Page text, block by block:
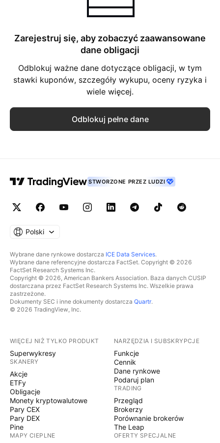
Zarejestruj się, aby zobaczyć zaawansowane
dane obligacji
Odblokuj ważne dane dotyczące obligacji, w tym
stawki kuponów, szczegóły wykupu, oceny ryzyka i
wiele więcej.
Odblokuj pełne dane
STWORZONE PRZEZ LUDZI
Polski
Wybrane dane rynkowe dostarcza ICE Data Services.
Wybrane dane referencyjne dostarcza FactSet. Copyright © 2026
FactSet Research Systems Inc.
Copyright © 2026, American Bankers Association. Baza danych CUSIP
dostarczana przez FactSet Research Systems Inc. Wszelkie prawa
zastrzeżone.
Dokumenty SEC i inne dokumenty dostarcza Quartr.
© 2026 TradingView, Inc.
WIĘCEJ NIŻ TYLKO PRODUKT
Superwykresy
SKANERY
Akcje
ETFy
Obligacje
Monety kryptowalutowe
Pary CEX
Pary DEX
Pine
MAPY CIEPLNE
NARZĘDZIA I SUBSKRYPCJE
Funkcje
Cennik
Dane rynkowe
Podaruj plan
TRADING
Przegląd
Brokerzy
Porównanie brokerów
The Leap
OFERTY SPECJALNE